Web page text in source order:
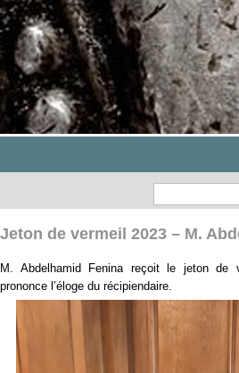
Jeton de vermeil 2023 – M.
M. Abdelhamid Fenina reçoit le jeton de
prononce l’éloge du récipiendaire.